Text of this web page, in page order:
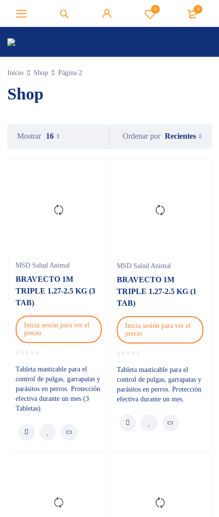
0 0
Inicio Shop Página 2
Shop
Ordenar por Recientes
Mostrar 16
MSD Salud Animal
BRAVECTO 1M
TRIPLE 1.27-2.5 KG (3
TAB)
Inicia sesión para ver el
precio
Tableta masticable para el
control de pulgas, garrapatas y
parásitos en perros. Protección
efectiva durante un mes (3
Tabletas).
MSD Salud Animal
BRAVECTO 1M
TRIPLE 1.27-2.5 KG (1
TAB)
Inicia sesión para ver el
precio
Tableta masticable para el
control de pulgas, garrapatas y
parásitos en perros. Protección
efectiva durante un mes.